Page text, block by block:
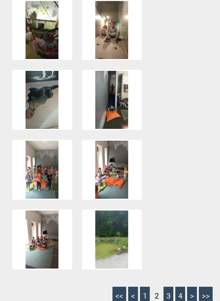
<< < 1 2 3 4 > >>